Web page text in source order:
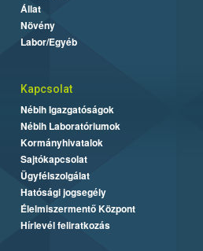
Állat
Növény
Labor/Egyéb
Kapcsolat
Nébih Igazgatóságok
Nébih Laboratóriumok
Kormányhivatalok
Sajtókapcsolat
Ügyfélszolgálat
Hatósági jogsegély
Élelmiszermentő Központ
Hírlevél feliratkozás